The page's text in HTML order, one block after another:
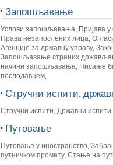
Запошљавање
Услови запошљавања, Пријава
Права незапослених лица,
Агенције за државну управу,
Запошљавање страних
начини запошљавања, Писање
послодавцем,
Стручни испити,
Стручни испити, Државни испити,
Путовање
Путовање у иностранство,
путничком промету, Стање на